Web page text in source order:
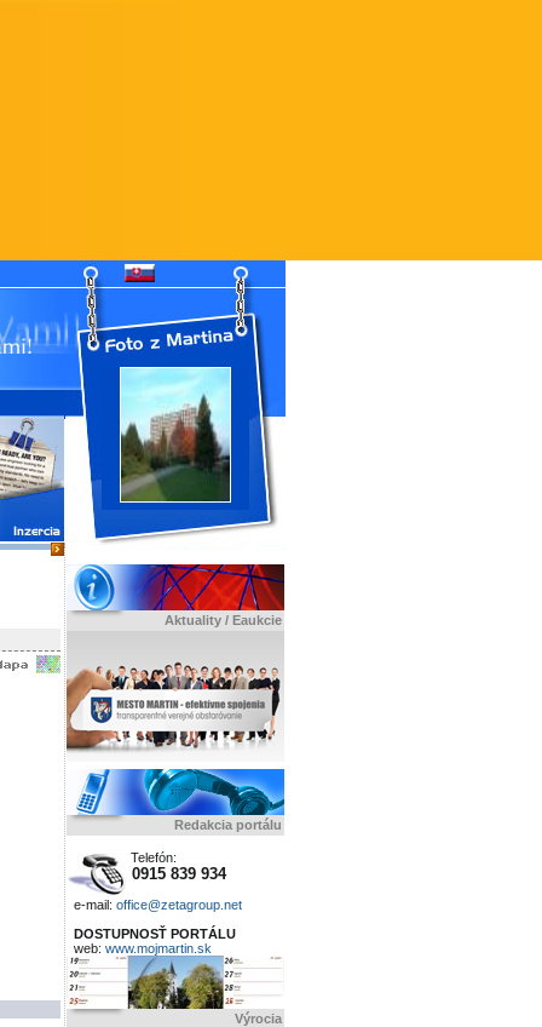
Aktuality / Eaukcie
Redakcia portálu
Telefón:
0915 839 934
e-mail: office@zetagroup.net
DOSTUPNOSŤ PORTÁLU
web: www.mojmartin.sk
Výrocia